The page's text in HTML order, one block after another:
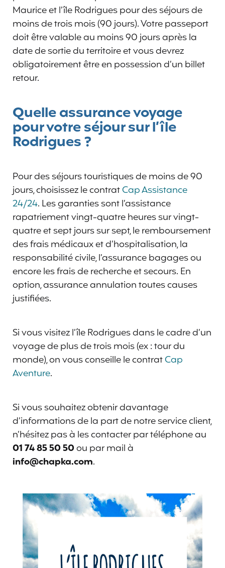
Maurice et l’île Rodrigues pour des séjours de
moins de trois mois (90 jours). Votre passeport
doit être valable au moins 90 jours après la
date de sortie du territoire et vous devrez
obligatoirement être en possession d’un billet
retour.
Quelle assurance voyage
pour votre séjour sur l’île
Rodrigues ?
Pour des séjours touristiques de moins de 90
jours, choisissez le contratCap Assistance
24/24. Les garanties sont l’assistance
rapatriement vingt-quatre heures sur vingt-
quatre et sept jours sur sept, le remboursement
des frais médicaux et d’hospitalisation, la
responsabilité civile, l’assurance bagages ou
encore les frais de recherche et secours. En
option, assurance annulation toutes causes
justifiées.
Si vous visitez l’île Rodrigues dans le cadre d’un
voyage de plus de trois mois (ex : tour du
monde), on vous conseille le contratCap
Aventure.
Si vous souhaitez obtenir davantage
d’informations de la part de notre service client,
n’hésitez pas à les contacter par téléphone au
01 74 85 50 50ou par mail à
info@chapka.com.